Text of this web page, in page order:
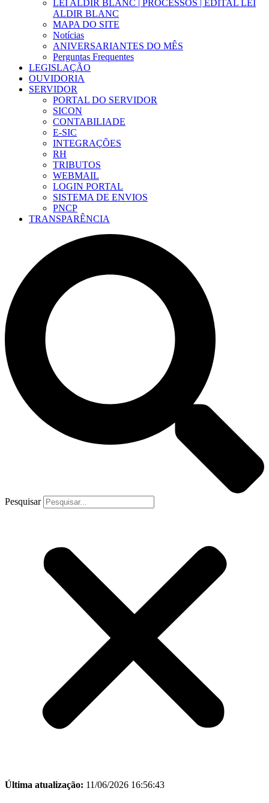
LEI ALDIR BLANC | PROCESSOS | EDITAL LEI
ALDIR BLANC
MAPA DO SITE
Notícias
ANIVERSARIANTES DO MÊS
Perguntas Frequentes
LEGISLAÇÃO
OUVIDORIA
SERVIDOR
PORTAL DO SERVIDOR
SICON
CONTABILIADE
E-SIC
INTEGRAÇÕES
RH
TRIBUTOS
WEBMAIL
LOGIN PORTAL
SISTEMA DE ENVIOS
PNCP
TRANSPARÊNCIA
Pesquisar
Última atualização: 11/06/2026 16:56:43